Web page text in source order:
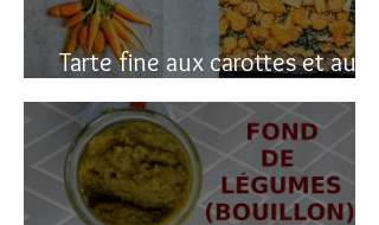
Tarte fine aux carottes et aux
fanes